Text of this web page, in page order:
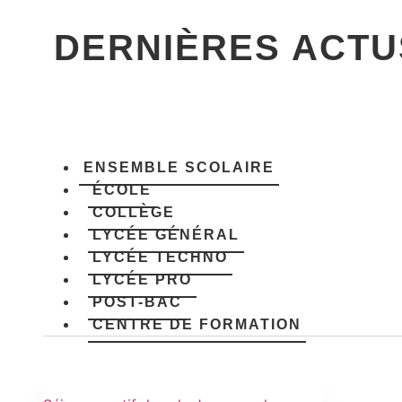
DERNIÈRES
ENSEMBLE SCOLAIRE
ÉCOLE
COLLÈGE
LYCÉE GÉNÉRAL
LYCÉE TECHNO
LYCÉE PRO
POST-BAC
CENTRE DE FORMATION